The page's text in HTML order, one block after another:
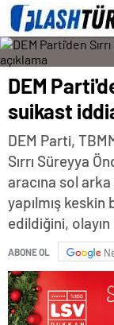
DEM
suikast
DEM Parti,
Sırrı Süreyya
aracına sol
yapılmış
edildiğini,
ABONE OL